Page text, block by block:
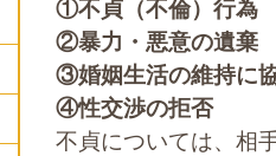
①不貞（不倫）行為
②暴力・悪意の遺棄
③婚姻生活の維持に
④性交渉の拒否
不貞については、相